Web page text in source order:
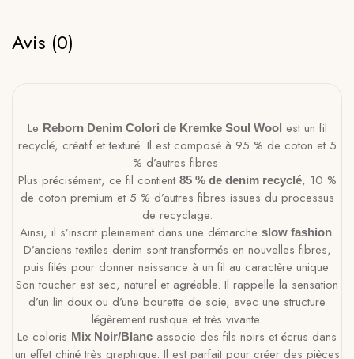
Avis (0)
Le Reborn Denim Colori de Kremke Soul Wool est un fil
recyclé, créatif et texturé. Il est composé à 95 % de coton et 5
% d’autres fibres.
Plus précisément, ce fil contient 85 % de denim recyclé, 10 %
de coton premium et 5 % d’autres fibres issues du processus
de recyclage.
Ainsi, il s’inscrit pleinement dans une démarche slow fashion.
D’anciens textiles denim sont transformés en nouvelles fibres,
puis filés pour donner naissance à un fil au caractère unique.
Son toucher est sec, naturel et agréable. Il rappelle la sensation
d’un lin doux ou d’une bourette de soie, avec une structure
légèrement rustique et très vivante.
Le coloris Mix Noir/Blanc associe des fils noirs et écrus dans
un effet chiné très graphique. Il est parfait pour créer des pièces